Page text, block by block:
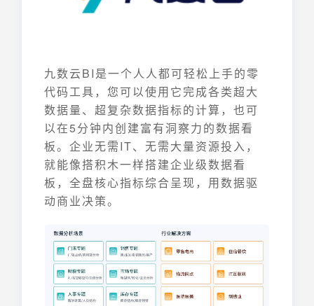
九数云BI是一个人人都可轻松上手的零
代码工具，您可以使用它完成各类超大
数据量、超复杂数据指标的计算，也可
以在5分钟内创建富有洞察力的数据看
板。企业无需IT、无需大量资源投入，
就能像搭积木一样搭建企业级数据看
板，全盘核心指标综合呈现，用数据驱
动商业决策。